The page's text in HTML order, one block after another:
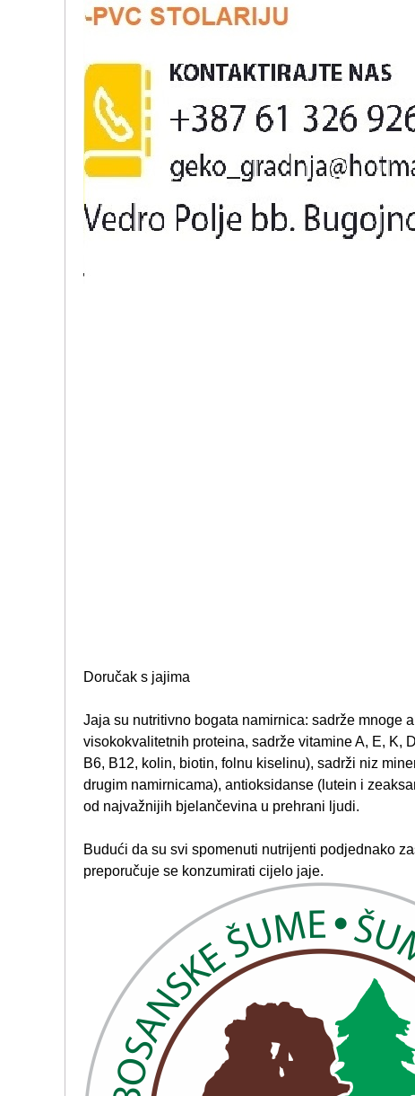
Doručak s jajima
Jaja su nutritivno bogata namirnica: sadrže mnoge
visokokvalitetnih proteina, sadrže vitamine A, E, K,
B6, B12, kolin, biotin, folnu kiselinu), sadrži niz
drugim namirnicama), antioksidanse (lutein i
od najvažnijih bjelančevina u prehrani ljudi.
Budući da su svi spomenuti nutrijenti podjednako
preporučuje se konzumirati cijelo jaje.